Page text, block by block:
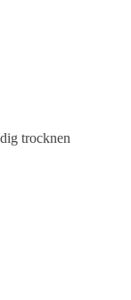
trocknen